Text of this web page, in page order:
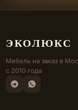
ЭКОЛЮКС
Мебель на заказ в
с 2010 года